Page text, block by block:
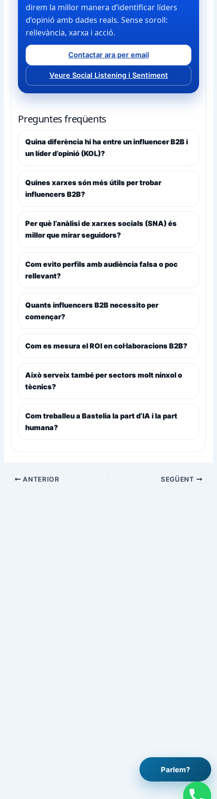
direm la millor manera d’identificar líders
d’opinió amb dades reals. Sense soroll:
rellevància, xarxa i acció.
Contactar ara per email
Veure Social Listening i Sentiment
Preguntes freqüents
Quina diferència hi ha entre un influencer B2B i
un líder d’opinió (KOL)?
Quines xarxes són més útils per trobar
influencers B2B?
Per què l’anàlisi de xarxes socials (SNA) és
millor que mirar seguidors?
Com evito perfils amb audiència falsa o poc
rellevant?
Quants influencers B2B necessito per
començar?
Com es mesura el ROI en col·laboracions B2B?
Això serveix també per sectors molt nínxol o
tècnics?
Com treballeu a Bastelia la part d’IA i la part
humana?
ANTERIOR SEGÜENT
Parlem?